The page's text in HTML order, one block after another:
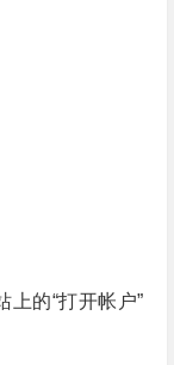
的“打开帐户”